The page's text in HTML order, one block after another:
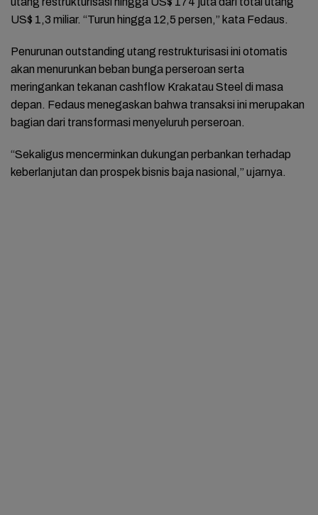
US$ 1,3 miliar. “Turun hingga 12,5 persen,” kata Fedaus.
Penurunan outstanding utang restrukturisasi ini otomatis
akan menurunkan beban bunga perseroan serta
meringankan tekanan cashflow Krakatau Steel di masa
depan. Fedaus menegaskan bahwa transaksi ini merupakan
bagian dari transformasi menyeluruh perseroan.
“Sekaligus mencerminkan dukungan perbankan terhadap
keberlanjutan dan prospek bisnis baja nasional,” ujarnya.